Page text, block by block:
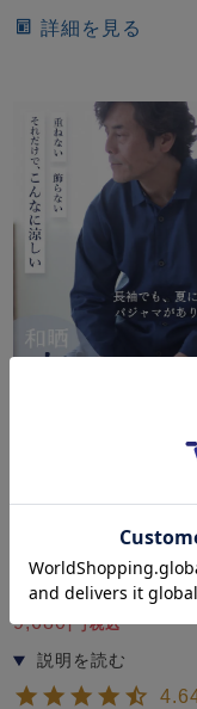
詳細を見る
和晒京ひとえガーゼ
パジャマ 上下セッ
夏 綿 ガーゼ
9,680 税込